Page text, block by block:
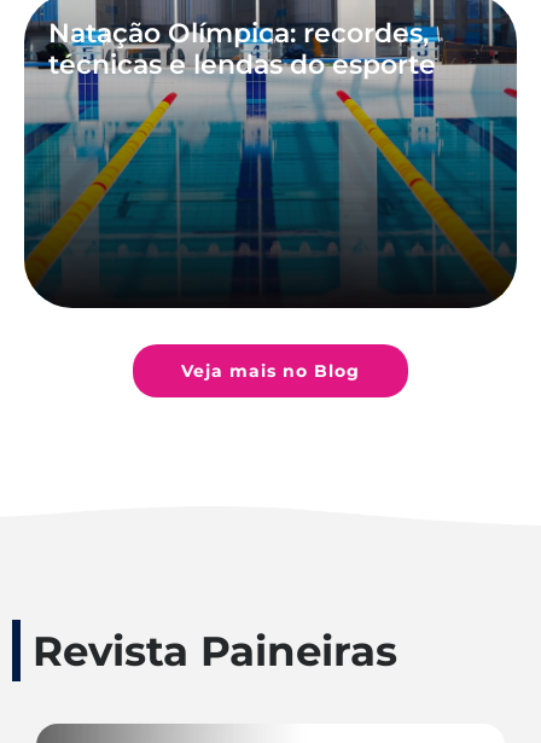
Natação Olímpica: recordes,
técnicas e lendas do esporte
Veja mais no Blog
Revista Paineiras